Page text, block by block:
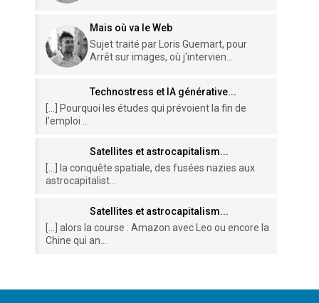
Mais où va le Web
Sujet traité par Loris Guemart, pour
Arrêt sur images, où j'intervien...
Technostress et IA générative...
[…] Pourquoi les études qui prévoient la fin de
l’emploi ...
Satellites et astrocapitalism...
[…] la conquête spatiale, des fusées nazies aux
astrocapitalist...
Satellites et astrocapitalism...
[…] alors la course : Amazon avec Leo ou encore la
Chine qui an...